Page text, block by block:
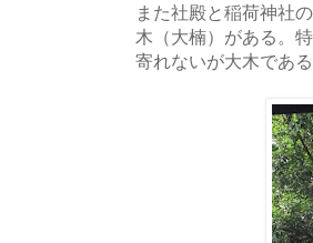
また社殿と稲荷神社
木（大楠）がある。
寄れないが大木であ